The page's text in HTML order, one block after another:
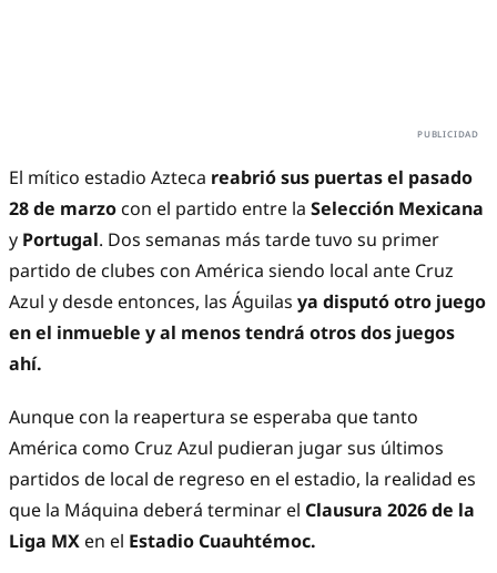
El mítico estadio Azteca reabrió sus puertas el pasado
28 de marzo con el partido entre la Selección Mexicana
y Portugal. Dos semanas más tarde tuvo su primer
partido de clubes con América siendo local ante Cruz
Azul y desde entonces, las Águilas ya disputó otro juego
en el inmueble y al menos tendrá otros dos juegos
ahí.
Aunque con la reapertura se esperaba que tanto
América como Cruz Azul pudieran jugar sus últimos
partidos de local de regreso en el estadio, la realidad es
que la Máquina deberá terminar el Clausura 2026 de la
Liga MX en el Estadio Cuauhtémoc.